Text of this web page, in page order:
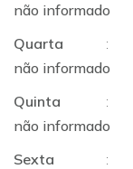
não informado
Quarta
:
não informado
Quinta
:
não informado
Sexta
: